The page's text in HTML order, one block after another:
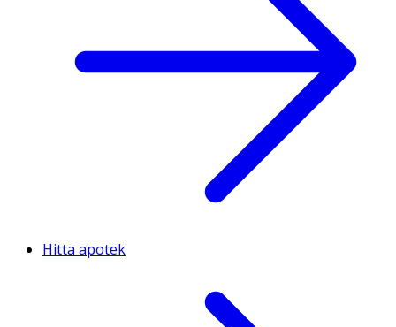
Hitta apotek